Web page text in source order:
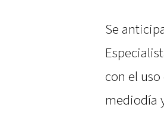
Se
con el
mediodía